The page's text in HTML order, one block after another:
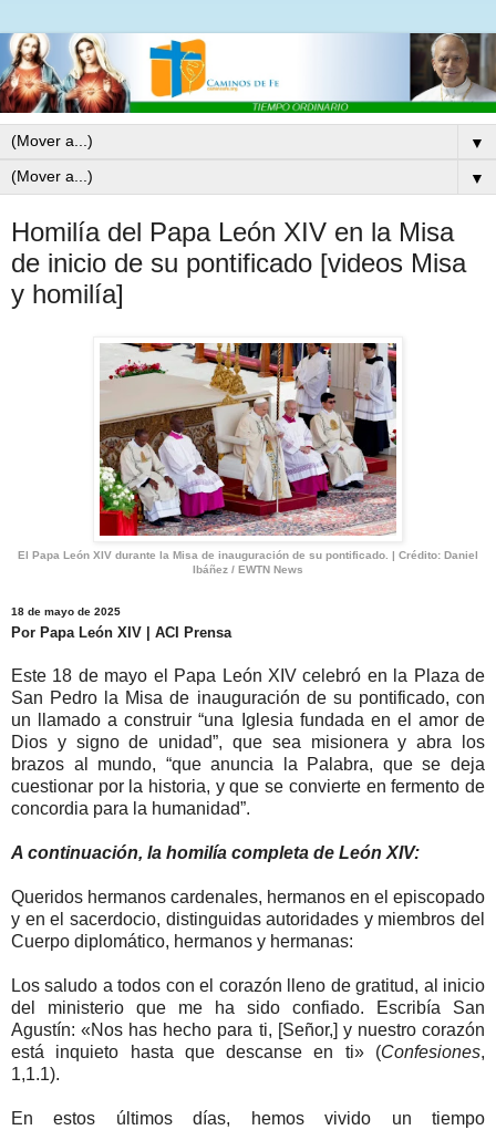
▼
▼
Homilía del Papa León XIV en la Misa
de inicio de su pontificado [videos Misa
y homilía]
El Papa León XIV durante la Misa de inauguración de su pontificado. | Crédito: Daniel
Ibáñez / EWTN News
18 de mayo de 2025
Por Papa León XIV | ACI Prensa
Este 18 de mayo el Papa León XIV celebró en la Plaza de
San Pedro la Misa de inauguración de su pontificado, con
un llamado a construir “una Iglesia fundada en el amor de
Dios y signo de unidad”, que sea misionera y abra los
brazos al mundo, “que anuncia la Palabra, que se deja
cuestionar por la historia, y que se convierte en fermento de
concordia para la humanidad”.
A continuación, la homilía completa de León XIV:
Queridos hermanos cardenales, hermanos en el episcopado
y en el sacerdocio, distinguidas autoridades y miembros del
Cuerpo diplomático, hermanos y hermanas:
Los saludo a todos con el corazón lleno de gratitud, al inicio
del ministerio que me ha sido confiado. Escribía San
Agustín: «Nos has hecho para ti, [Señor,] y nuestro corazón
está inquieto hasta que descanse en ti» (Confesiones,
1,1.1).
En estos últimos días, hemos vivido un tiempo